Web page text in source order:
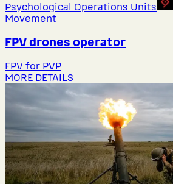
Psychological Operations Units
Movement
FPV drones operator
FPV for PVP
MORE DETAILS